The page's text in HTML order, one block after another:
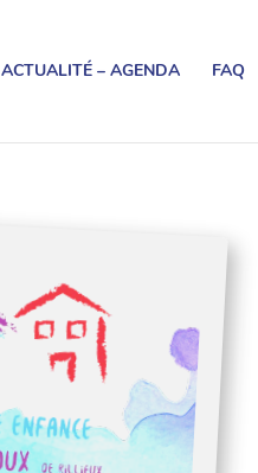
ACTUALITÉ – AGENDA FAQ